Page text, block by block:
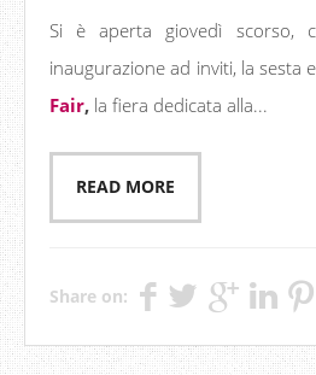
Si è aperta giovedì scorso,
inaugurazione ad inviti, la sesta
Fair, la fiera dedicata alla...
READ MORE
Share on: